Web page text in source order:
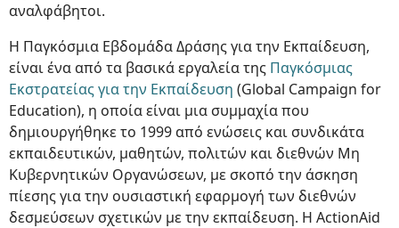
αναλφάβητοι.
Η Παγκόσμια Εβδομάδα Δράσης για την Εκπαίδευση,
είναι ένα από τα βασικά εργαλεία της Παγκόσμιας
Εκστρατείας για την Εκπαίδευση (Global Campaign for
Education), η οποία είναι μια συμμαχία που
δημιουργήθηκε το 1999 από ενώσεις και συνδικάτα
εκπαιδευτικών, μαθητών, πολιτών και διεθνών Μη
Κυβερνητικών Οργανώσεων, με σκοπό την άσκηση
πίεσης για την ουσιαστική εφαρμογή των διεθνών
δεσμεύσεων σχετικών με την εκπαίδευση. Η ActionAid